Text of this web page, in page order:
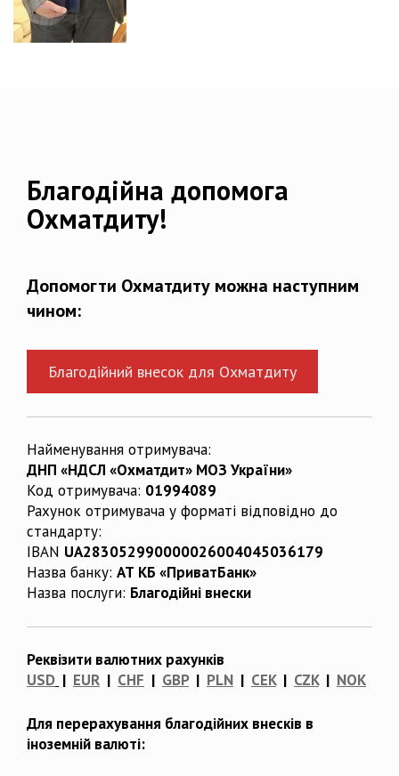
Благодійна допомога
Охматдиту!
Допомогти Охматдиту можна наступним
чином:
Благодійний внесок для Охматдиту
Найменування отримувача:
ДНП «НДСЛ «Охматдит» МОЗ України»
Код отримувача: 01994089
Рахунок отримувача у форматі відповідно до
стандарту:
IBAN UA283052990000026004045036179
Назва банку: АТ КБ «ПриватБанк»
Назва послуги: Благодійні внески
Реквізити валютних рахунків
USD | EUR | CHF | GBP| PLN | CEK| CZK| NOK
Для перерахування благодійних внесків в
іноземній валюті: